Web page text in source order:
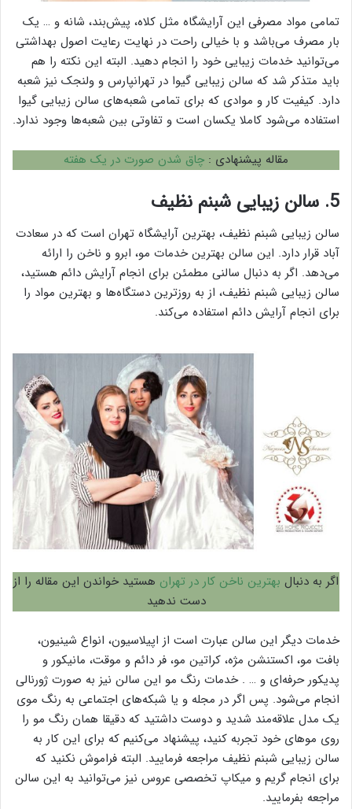
تمامی مواد مصرفی این آرایشگاه مثل کلاه، پیش‌بند، شانه و … یک
بار مصرف می‌باشد و با خیالی راحت در نهایت رعایت اصول بهداشتی
می‌توانید خدمات زیبایی خود را انجام دهید. البته این نکته را هم
باید متذکر شد که سالن زیبایی گیوا در تهرانپارس و ولنجک نیز شعبه
دارد. کیفیت کار و موادی که برای تمامی شعبه‌های سالن زیبایی گیوا
استفاده می‌شود کاملا یکسان است و تفاوتی بین شعبه‌ها وجود ندارد.
مقاله پیشنهادی : چاق شدن صورت در یک هفته
5. سالن زیبایی شبنم نظیف
سالن زیبایی شبنم نظیف، بهترین آرایشگاه تهران است که در سعادت
آباد قرار دارد. این سالن بهترین خدمات مو، ابرو و ناخن را ارائه
می‌دهد. اگر به دنبال سالنی مطمئن برای انجام آرایش دائم هستید،
سالن زیبایی شبنم نظیف، از به روز‌ترین دستگاه‌ها و بهترین مواد را
برای انجام آرایش دائم استفاده می‌کند.
اگر به دنبال بهترین ناخن کار در تهران هستید خواندن این مقاله را از
دست ندهید
خدمات دیگر این سالن عبارت است از اپیلاسیون، انواع شینیون،
بافت مو، اکستنشن مژه، کراتین مو، فر دائم و موقت، مانیکور و
پدیکور حرفه‌ای و … . خدمات رنگ مو این سالن نیز به صورت ژورنالی
انجام می‌شود. پس اگر در مجله و یا شبکه‌های اجتماعی به رنگ موی
یک مدل علاقه‌مند شدید و دوست داشتید که دقیقا همان رنگ مو را
روی موهای خود تجربه کنید، پیشنهاد می‌کنیم که برای این کار به
سالن زیبایی شبنم نظیف مراجعه فرمایید. البته فراموش نکنید که
برای انجام گریم و میکاپ تخصصی عروس نیز می‌توانید به این سالن
مراجعه بفرمایید.